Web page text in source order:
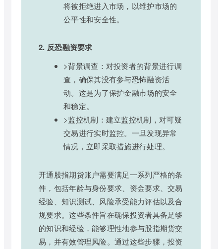
将被拒绝进入市场，以维护市场的
公平性和安全性。
2. 反恐融资要求
>背景调查：对投资者的背景进行调
查，确保其没有参与恐怖融资活
动。这是为了保护金融市场的安全
和稳定。
>监控机制：建立监控机制，对可疑
交易进行实时监控。一旦发现异常
情况，立即采取措施进行处理。
开通股指期货账户需要满足一系列严格的条
件，包括年龄与身份要求、资金要求、交易
经验、知识测试、风险承受能力评估以及合
规要求。这些条件旨在确保投资者具备足够
的知识和经验，能够理性地参与股指期货交
易，并有效管理风险。通过这些步骤，投资